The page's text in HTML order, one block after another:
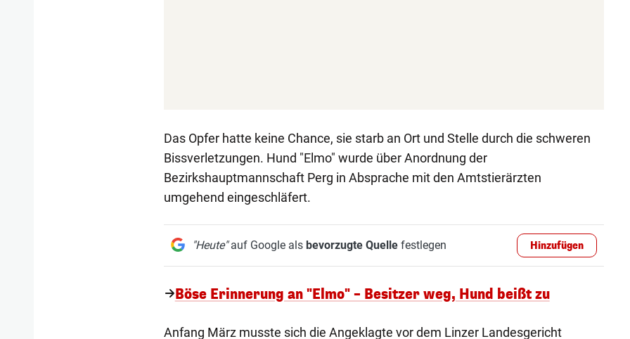
Das Opfer hatte keine Chance, sie starb an Ort und Stelle durch die schweren
Bissverletzungen. Hund "Elmo" wurde über Anordnung der
Bezirkshauptmannschaft Perg in Absprache mit den Amtstierärzten
umgehend eingeschläfert.
"Heute"auf Google als bevorzugte Quellefestlegen Hinzufügen
Böse Erinnerung an "Elmo" – Besitzer weg, Hund beißt zu
Anfang März musste sich die Angeklagte vor dem Linzer Landesgericht